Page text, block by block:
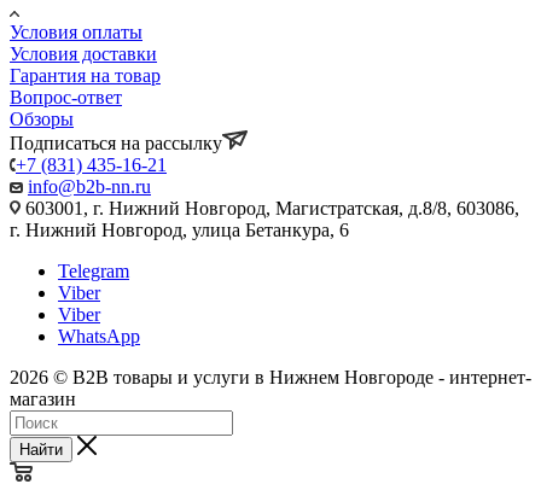
Условия оплаты
Условия доставки
Гарантия на товар
Вопрос-ответ
Обзоры
Подписаться на рассылку
+7 (831) 435-16-21
info@b2b-nn.ru
603001, г. Нижний Новгород, Магистратская, д.8/8, 603086,
г. Нижний Новгород, улица Бетанкура, 6
Telegram
Viber
Viber
WhatsApp
2026 © B2B товары и услуги в Нижнем Новгороде - интернет-
магазин
Найти